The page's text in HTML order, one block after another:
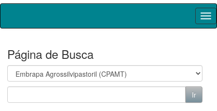
Skip
Página de Busca